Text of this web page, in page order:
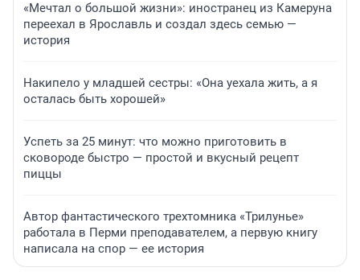
«Мечтал о большой жизни»: иностранец из Камеруна
переехал в Ярославль и создал здесь семью —
история
Накипело у младшей сестры: «Она уехала жить, а я
осталась быть хорошей»
Успеть за 25 минут: что можно приготовить в
сковороде быстро — простой и вкусный рецепт
пиццы
Автор фантастического трехтомника «Трилунье»
работала в Перми преподавателем, а первую книгу
написала на спор — ее история